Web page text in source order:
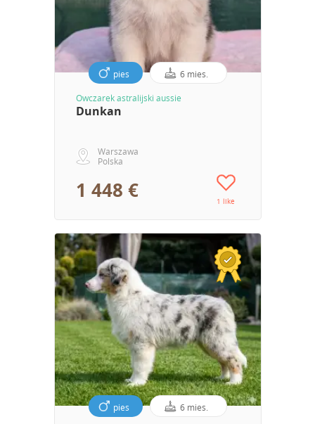
pies 6 mies.
Owczarek astralijski aussie
Dunkan
Warszawa
Polska
1 448 € 1 like
pies 6 mies.